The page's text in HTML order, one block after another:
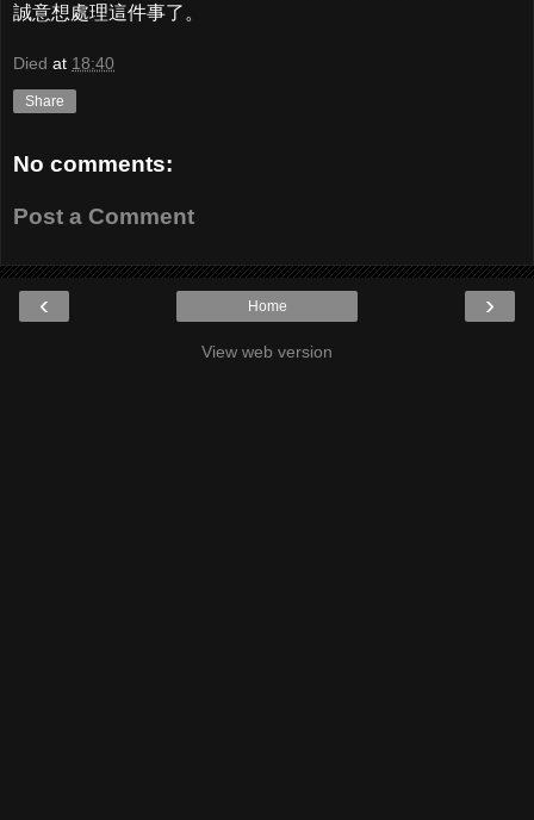
誠意想處理這件事了。
Died at 18:40
Share
No comments:
Post a Comment
‹ ›
Home
View web version